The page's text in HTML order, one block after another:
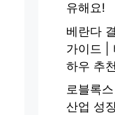
유해요!
베란다
가이드 |
하우 추
로블록
산업 성